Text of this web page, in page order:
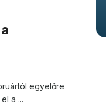
egyelőre
a ...